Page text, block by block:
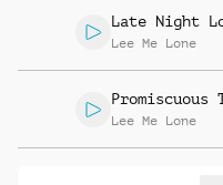
Late Night
Lee Me Lone
Promiscuous
Lee Me Lone